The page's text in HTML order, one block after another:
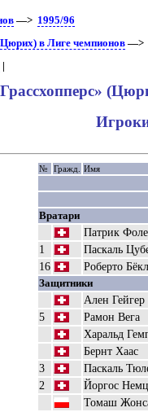
—> 1995/96
в Лиге чемпионов —>
|
№ Гражд. Имя
Вратари
Патрик
1
Паскаль
16
Роберто
Защитники
Ален Гейгер
5
Рамон Вега
Харальд
Бернт Хаас
3
Паскаль
2 Йоргос
Томаш